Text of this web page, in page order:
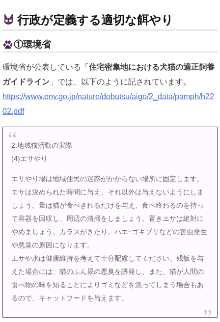
行政が定義する適切な餌やり
①環境省
環境省が公表している「 住宅密集地における犬猫の適正飼養
ガイドライン 」では、以下のように記されています。
https://www.env.go.jp/nature/dobutsu/aigo/2_data/pamph/h22
02.pdf
2.地域猫活動の実際
(4)エサやり
エサやり場は地域住民の迷惑がかからない場所に固定します。
エサは決められた時間に与え、それ以外は与えないようにしま
しょう。量は猫が食べきれるだけを与え、食べ終わるのを待っ
て容器を回収し、周辺の清掃をしましょう。置きエサは絶対に
やめましょう。カラスがきたり、ハエ･ゴキブリなどの害虫発生
や悪臭の原因になります。
エサや水は健康維持を考えて十分配慮してください。残飯を与
えた場合には、猫のふん尿の悪臭を誘発し、また、猫が人間の
食べ物の味を知ることによりゴミなどを漁ってしまう場合もあ
るので、キャットフードを与えます。